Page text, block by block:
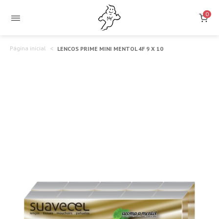
0
Página inicial LENCOS PRIME MINI MENTOL 4F 9 X 10